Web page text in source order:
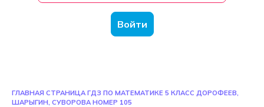
Войти
ГЛАВНАЯ СТРАНИЦА ГДЗ ПО МАТЕМАТИКЕ 5 КЛАСС ДОРОФЕЕВ,
ШАРЫГИН, СУВОРОВА НОМЕР 105